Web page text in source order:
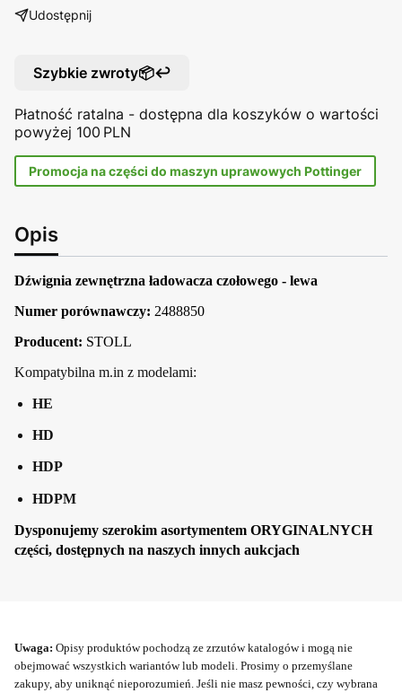
Udostępnij
Szybkie zwroty📦↩️
Płatność ratalna - dostępna dla koszyków o wartości
powyżej 100 PLN
Promocja na części do maszyn uprawowych Pottinger
Opis
Dźwignia zewnętrzna ładowacza czołowego - lewa
Numer porównawczy: 2488850
Producent: STOLL
Kompatybilna m.in z modelami:
HE
HD
HDP
HDPM
Dysponujemy szerokim asortymentem ORYGINALNYCH
części, dostępnych na naszych innych aukcjach
Uwaga: Opisy produktów pochodzą ze zrzutów katalogów i mogą nie
obejmować wszystkich wariantów lub modeli. Prosimy o przemyślane
zakupy, aby uniknąć nieporozumień. Jeśli nie masz pewności, czy wybrana